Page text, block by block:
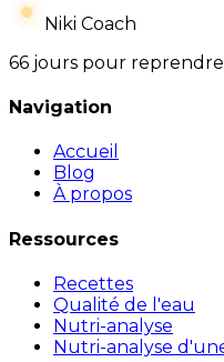
Niki Coach
66 jours pour
Navigation
Accueil
Blog
À propos
Ressources
Recettes
Qualité de l'eau
Nutri-analyse
Nutri-analyse